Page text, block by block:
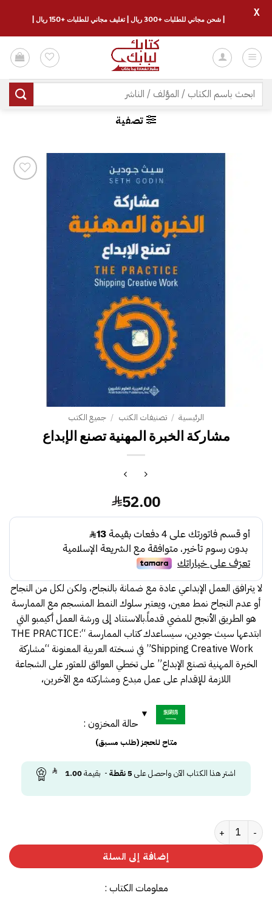
للمحتوى
البحث
عن:
تصفية
الرئيسية / تصنيفات الكتب / جميع الكتب
52.00
لا يترافق العمل الإبداعي عادة مع ضمانة بالنجاح، ولكن لكل من النجاح
أو عدم النجاح نمط معين، ويعتبر سلوك النمط المنسجم مع الممارسة
هو الطريق الأنجح للمضي قدماً.بالاستناد إلى ورشة العمل أكيمبو التي
ابتدعها سيث جودين، سيساعدك كتاب الممارسة “THE PRACTICE:
Shipping Creative Work” في نسخته العربية المعنونة “مشاركة
الخبرة المهنية تصنع الإبداع” على تخطي العوائق للعثور على الشجاعة
اللازمة للإقدام على عمل مبدع ومشاركته مع الآخرين،
حالة المخزون :
متاح للحجز (طلب مسبق)
اشتر هذا الكتاب الآن واحصل على 5نقطة- بقيمة1.00
كمية ‎مشاركة الخبرة المهنية تصنع الإبداع
إضافة إلى السلة
معلومات الكتاب :
| شحن مجاني للطلبات +300 ريال | تغليف مجاني للطلبات +150 ريال |
X